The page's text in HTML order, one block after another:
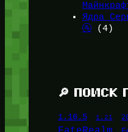
Ядра
🚰(4)
🔎 ПОИСК
1.16.5 1.21